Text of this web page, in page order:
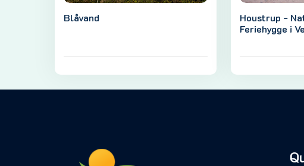
Blåvand
Houstrup -
Feriehygge i